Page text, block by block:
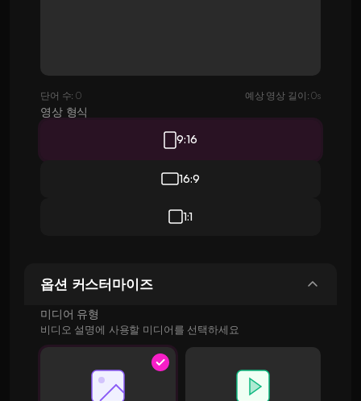
단어 수: 0 예상 영상 길이: 0s
영상 형식
9:16
16:9
1:1
옵션 커스터마이즈
미디어 유형
비디오 설명에 사용할 미디어를 선택하세요